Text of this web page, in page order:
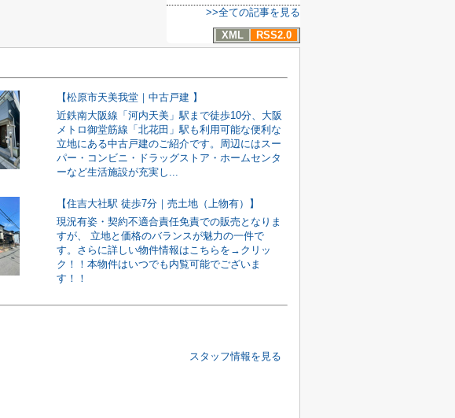
>>全ての記事を見る
XML
RSS2.0
【松原市天美我堂｜中古戸建 】
近鉄南大阪線「河内天美」駅まで徒歩10分、大阪
メトロ御堂筋線「北花田」駅も利用可能な便利な
立地にある中古戸建のご紹介です。周辺にはスー
パー・コンビニ・ドラッグストア・ホームセンタ
ーなど生活施設が充実し...
【住吉大社駅 徒歩7分｜売土地（上物有）】
現況有姿・契約不適合責任免責での販売となりま
すが、 立地と価格のバランスが魅力の一件で
す。さらに詳しい物件情報はこちらを→クリッ
ク！！本物件はいつでも内覧可能でございま
す！！
スタッフ情報を見る